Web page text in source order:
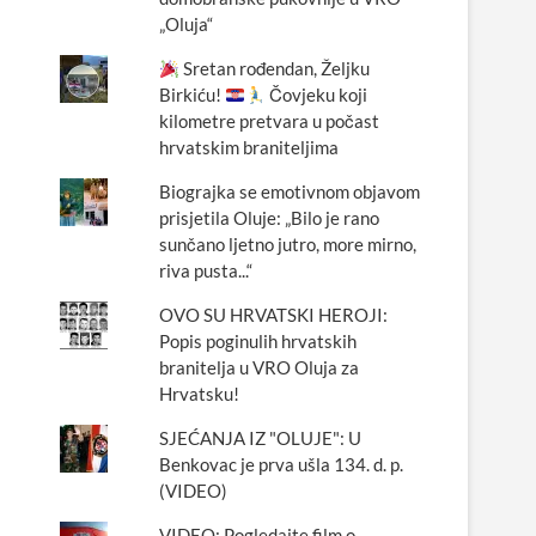
„Oluja“
Sretan rođendan, Željku
Birkiću!
Čovjeku koji
kilometre pretvara u počast
hrvatskim braniteljima
Biograjka se emotivnom objavom
prisjetila Oluje: „Bilo je rano
sunčano ljetno jutro, more mirno,
riva pusta...“
OVO SU HRVATSKI HEROJI:
Popis poginulih hrvatskih
branitelja u VRO Oluja za
Hrvatsku!
SJEĆANJA IZ "OLUJE": U
Benkovac je prva ušla 134. d. p.
(VIDEO)